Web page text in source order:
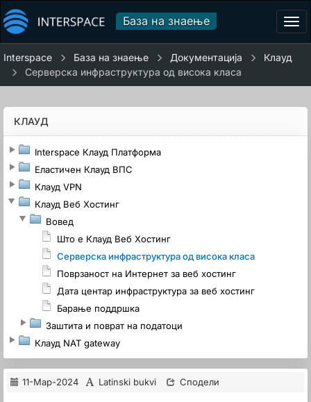
База на знаење
Interspace База на знаење Документација
Клауд
Серверска инфраструктура од висока класа
КЛАУД
Interspace Клауд Платформа
Еластичен Клауд ВПС
Клауд VPN
Клауд Веб Хостинг
Вовед
Што е Клауд Веб Хостинг
Серверска инфраструктура од висока класа
Поврзаност на Интернет за веб хостинг
Дата центар инфраструктура за веб хостинг
Барање поддршка
Заштита и поврат на податоци
Клауд NAT gateway
11-Мар-2024 Latinski bukvi Сподели